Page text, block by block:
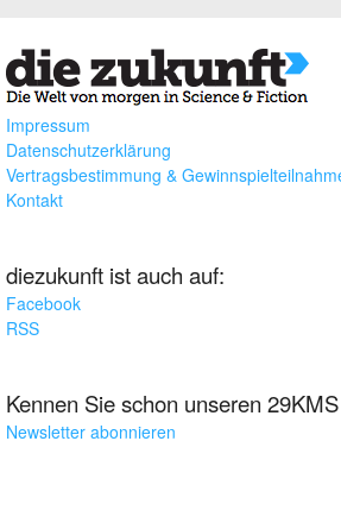
Impressum
Datenschutzerklärung
Vertragsbestimmung &
Kontakt
diezukunft ist auch auf:
Facebook
RSS
Kennen Sie schon unseren
Newsletter abonnieren